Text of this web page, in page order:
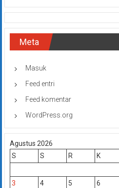
Meta
Masuk
Feed entri
Feed komentar
WordPress.org
Agustus 2026
S
S R K
3
4 5 6